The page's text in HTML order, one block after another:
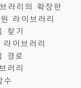
러리의 확장판
라이브러리
찾기
이브러리
경로
러리
수